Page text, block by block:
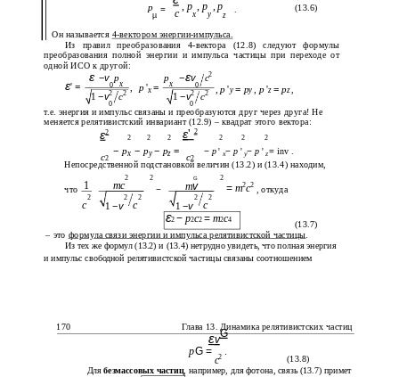
p , p , p ,p (13.6)
= c x y
µ z
Он называется 4-вектором энергии-импульса.
Из правил преобразования 4-вектора (12.8) следуют формулы
преобразования полной энергии и импульса частицы при переходе от
одной ИСО к другой:
ε'=
ε −v p
x
p
x
−εv c2
0
, p'x= 0 ,p'y = py, p'z =pz,
1−v2 1 −v2
c2 c2
0
0
т.е. энергия и импульс связаны и преобразуются друг через друга! Не
меняется релятивистский инвариант (12.9) – квадрат этого вектора:
ε2
2 2 2
=
ε'2
2
2 2
= inv .
c2
−px −py − pz c2
− p' x− p 'y−p 'z
Непосредственной подстановкой величин (13.2) и (13.4) находим,
1 mc
2 2 G 2
что − mv =m2c2 , откуда
2
c 1−v
2
c
2
1 −v
2
c
2
ε2−p2c2 = m2c4 (13.7)
– это формула связи энергии и импульса релятивистской частицы
Из тех же формул (13.2) и (13.4) нетрудно увидеть, что полная энергия
и импульс свободной релятивистской частицы связаны соотношением
170 Глава 13. Динамика релятивистских частиц
εv
G
pG =
c2 .
(13.8)
Длябезмассовых частиц, например, для фотона, связь (13.7) примет